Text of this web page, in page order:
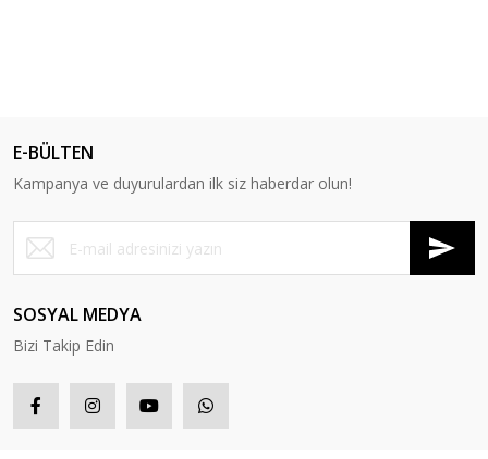
E-BÜLTEN
Kampanya ve duyurulardan ilk siz haberdar olun!
SOSYAL MEDYA
Bizi Takip Edin